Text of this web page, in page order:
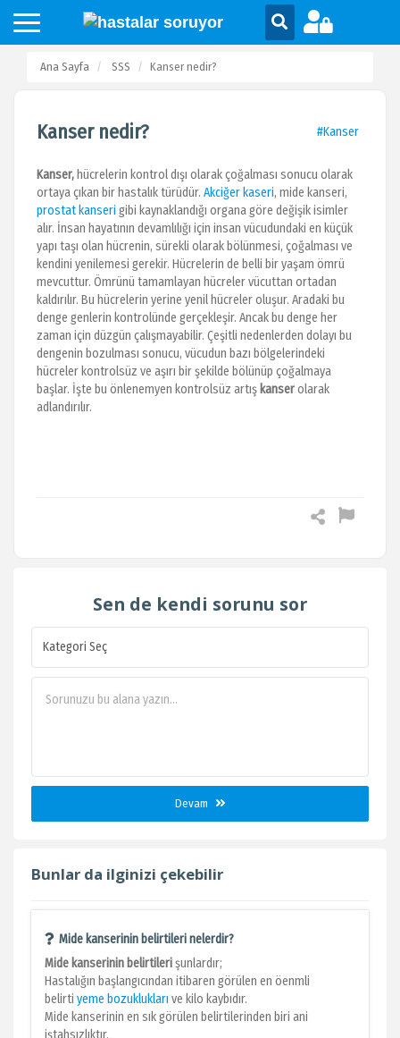
Ana Sayfa SSS Kanser nedir?
Kanser nedir? #Kanser
Kanser, hücrelerin kontrol dışı olarak çoğalması sonucu olarak
ortaya çıkan bir hastalık türüdür. Akciğer kaseri, mide kanseri,
prostat kanseri gibi kaynaklandığı organa göre değişik isimler
alır. İnsan hayatının devamlılığı için insan vücudundaki en küçük
yapı taşı olan hücrenin, sürekli olarak bölünmesi, çoğalması ve
kendini yenilemesi gerekir. Hücrelerin de belli bir yaşam ömrü
mevcuttur. Ömrünü tamamlayan hücreler vücuttan ortadan
kaldırılır. Bu hücrelerin yerine yenil hücreler oluşur. Aradaki bu
denge genlerin kontrolünde gerçekleşir. Ancak bu denge her
zaman için düzgün çalışmayabilir. Çeşitli nedenlerden dolayı bu
dengenin bozulması sonucu, vücudun bazı bölgelerindeki
hücreler kontrolsüz ve aşırı bir şekilde bölünüp çoğalmaya
başlar. İşte bu önlenemyen kontrolsüz artış kanserolarak
adlandırılır.
Sen de kendi sorunu sor
Devam
Bunlar da ilginizi çekebilir
Mide kanserinin belirtileri nelerdir?
Mide kanserinin belirtilerişunlardır;
Hastalığın başlangıcından itibaren görülen en öenmli
belirti yeme bozuklukları ve kilo kaybıdır.
Mide kanserinin en sık görülen belirtilerinden biri ani
iştahsızlıktır.